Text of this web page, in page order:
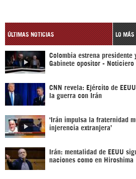
ÚLTIMAS NOTICIAS LO MÁS
Colombia estrena presidente
Gabinete opositor - Noticiero
CNN revela: Ejército de
la guerra con Irán
‘Irán impulsa la fraternidad
injerencia extranjera’
Irán: mentalidad de EEUU
naciones como en Hiroshima